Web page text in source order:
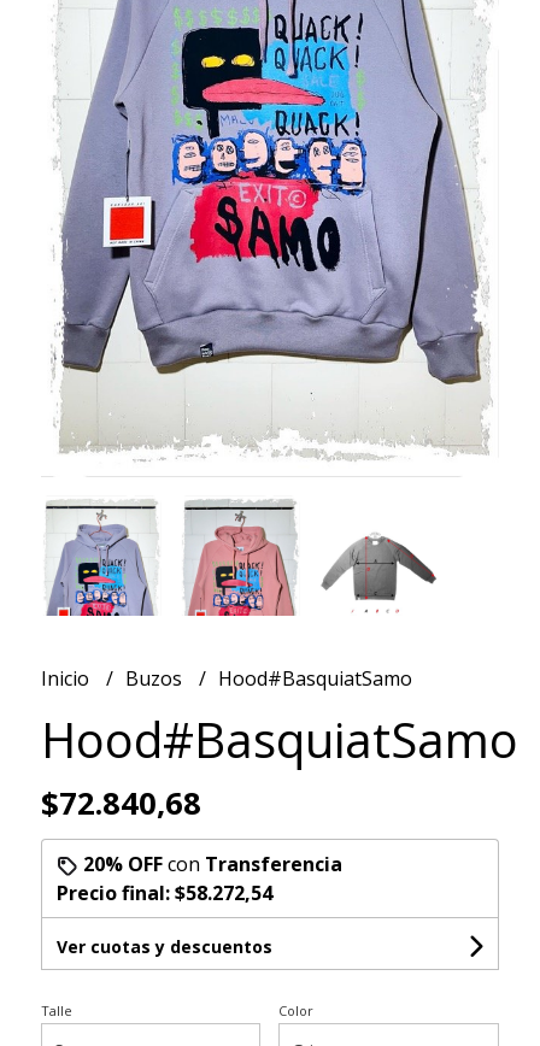
Inicio Buzos Hood#BasquiatSamo
Hood#BasquiatSamo
$72.840,68
20% OFFcon Transferencia
Precio final:$58.272,54
Ver cuotas y descuentos
Talle Color